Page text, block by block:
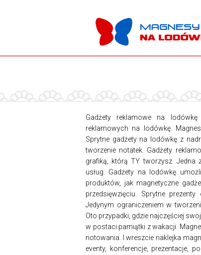
Gadżety reklamowe na
reklamowych na lodówkę.
Sprytne gadżety na lodówkę z
tworzenie notatek. Gadżety
grafiką, którą TY tworzysz.
usług. Gadżety na lodówkę
produktów, jak magnetyczne
przedsięwzięciu. Sprytne
Jedynym ograniczeniem w
Oto przypadki, gdzie najczęściej
w postaci pamiątki z wakacji.
notowania. I wreszcie naklejka
eventy, konferencje, prezentacje,